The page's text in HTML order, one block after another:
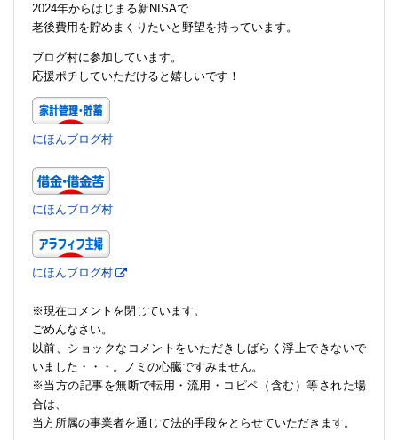
2024年からはじまる新NISAで
老後費用を貯めまくりたいと野望を持っています。
ブログ村に参加しています。
応援ポチしていただけると嬉しいです！
にほんブログ村
にほんブログ村
にほんブログ村
※現在コメントを閉じています。
ごめんなさい。
以前、ショックなコメントをいただきしばらく浮上できないで
いました・・・。ノミの心臓ですみません。
※当方の記事を無断で転用・流用・コピペ（含む）等された場
合は、
当方所属の事業者を通じて法的手段をとらせていただきます。